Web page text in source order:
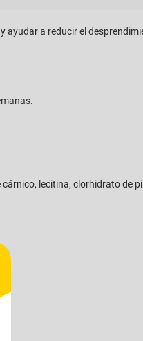
a reducir el
lecitina, clorhidrato de